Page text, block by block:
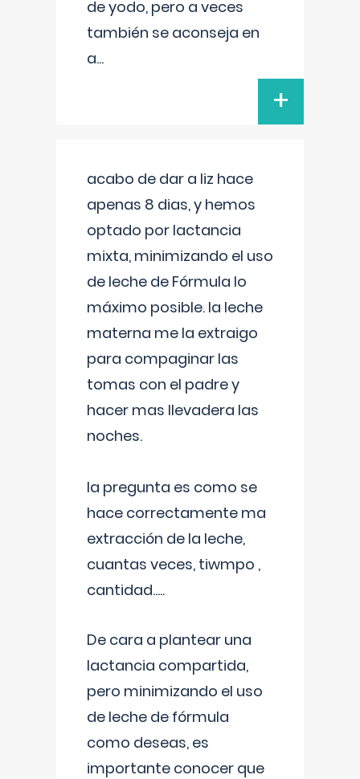
de yodo, pero a veces
también se aconseja en
a...
+
acabo de dar a liz hace
apenas 8 dias, y hemos
optado por lactancia
mixta, minimizando el uso
de leche de Fórmula lo
máximo posible. la leche
materna me la extraigo
para compaginar las
tomas con el padre y
hacer mas llevadera las
noches.
la pregunta es como se
hace correctamente ma
extracción de la leche,
cuantas veces, tiwmpo ,
cantidad.....
De cara a plantear una
lactancia compartida,
pero minimizando el uso
de leche de fórmula
como deseas, es
importante conocer que